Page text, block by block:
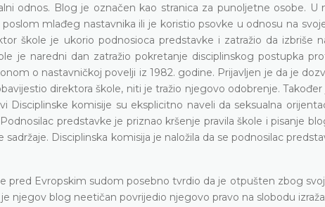
odnos. Blog je označen kao stranica za punoljetne osobe. U
poslom mlađeg nastavnika ili je koristio psovke u odnosu na
škole je ukorio podnosioca predstavke i zatražio da izbriše
je naredni dan zatražio pokretanje disciplinskog postupka
o nastavničkoj povelji iz 1982. godine. Prijavljen je da je
direktora škole, niti je tražio njegovo odobrenje.
Disciplinske komisije su eksplicitno naveli da seksualna
predstavke je priznao kršenje pravila škole i pisanje
sadržaje. Disciplinska komisija je naložila da se podnosilac
pred Evropskim sudom posebno tvrdio da je otpušten zbog
njegov blog neetičan povrijedio njegovo pravo na slobodu